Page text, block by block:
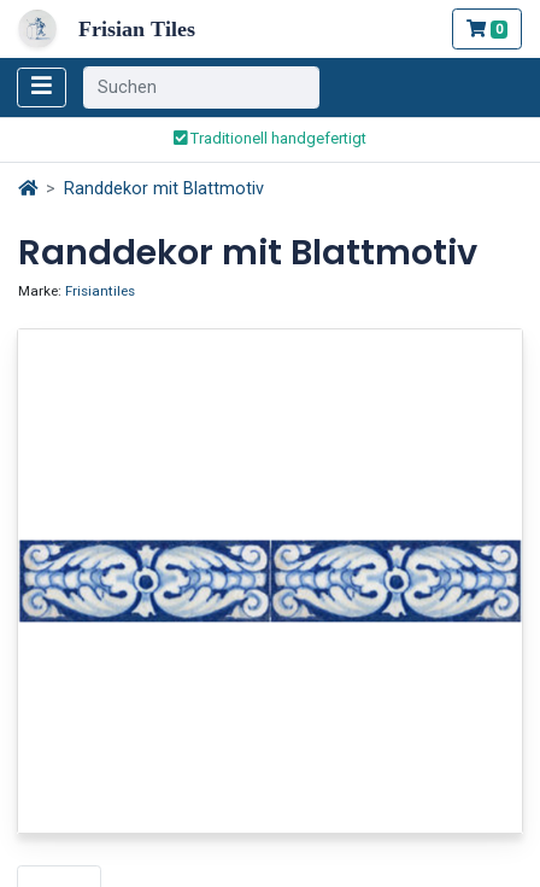
Frisian Tiles 0
Weltweiter Versand
Traditionell handgefertigt
Sicher bestellen und bezahlen
Randdekor mit Blattmotiv
Randdekor mit Blattmotiv
Marke: Frisiantiles